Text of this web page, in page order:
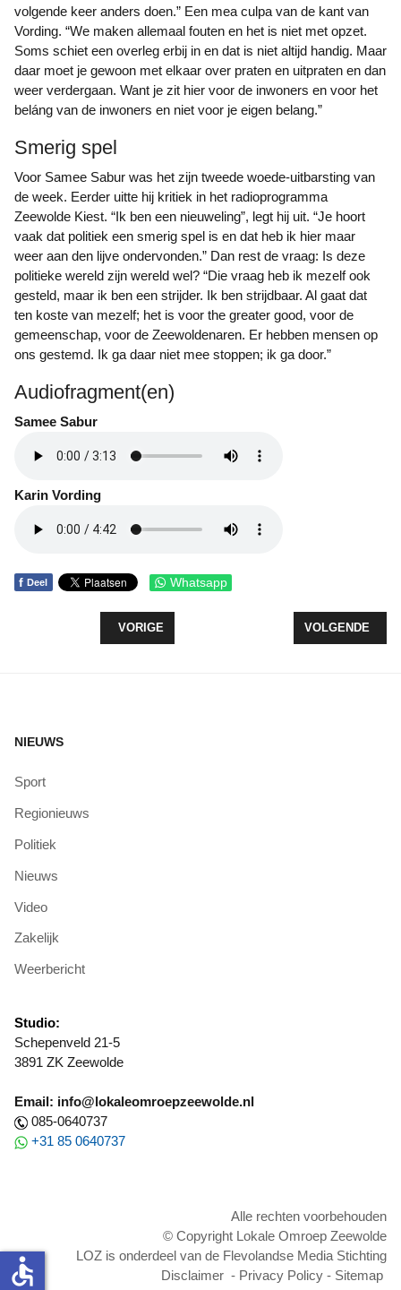
volgende keer anders doen.” Een mea culpa van de kant van
Vording. “We maken allemaal fouten en het is niet met opzet.
Soms schiet een overleg erbij in en dat is niet altijd handig. Maar
daar moet je gewoon met elkaar over praten en uitpraten en dan
weer verdergaan. Want je zit hier voor de inwoners en voor het
beláng van de inwoners en niet voor je eigen belang.”
Smerig spel
Voor Samee Sabur was het zijn tweede woede-uitbarsting van
de week. Eerder uitte hij kritiek in het radioprogramma
Zeewolde Kiest. “Ik ben een nieuweling”, legt hij uit. “Je hoort
vaak dat politiek een smerig spel is en dat heb ik hier maar
weer aan den lijve ondervonden.” Dan rest de vraag: Is deze
politieke wereld zijn wereld wel? “Die vraag heb ik mezelf ook
gesteld, maar ik ben een strijder. Ik ben strijdbaar. Al gaat dat
ten koste van mezelf; het is voor the greater good, voor de
gemeenschap, voor de Zeewoldenaren. Er hebben mensen op
ons gestemd. Ik ga daar niet mee stoppen; ik ga door.”
Audiofragment(en)
Samee Sabur
Karin Vording
f Deel Whatsapp
VORIG ARTIKEL: EEN EIGEN KIESKOMPAS
VORIGE VOLGENDE
VOLGENDE
NIEUWS
Sport
Regionieuws
Politiek
Nieuws
Video
Zakelijk
Weerbericht
Studio:
Schepenveld 21-5
3891 ZK Zeewolde
Email: info@lokaleomroepzeewolde.nl
085-0640737
+31 85 0640737
Alle rechten voorbehouden
© Copyright Lokale Omroep Zeewolde
LOZ is onderdeel van de Flevolandse Media Stichting
Disclaimer - Privacy Policy - Sitemap
accessible